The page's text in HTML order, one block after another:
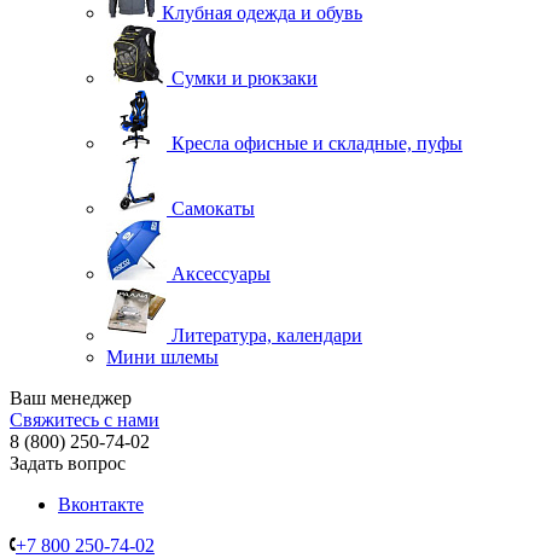
Клубная одежда и обувь
Сумки и рюкзаки
Кресла офисные и складные, пуфы
Самокаты
Аксессуары
Литература, календари
Мини шлемы
Ваш менеджер
Свяжитесь с нами
8 (800) 250-74-02
Задать вопрос
Вконтакте
+7 800 250-74-02